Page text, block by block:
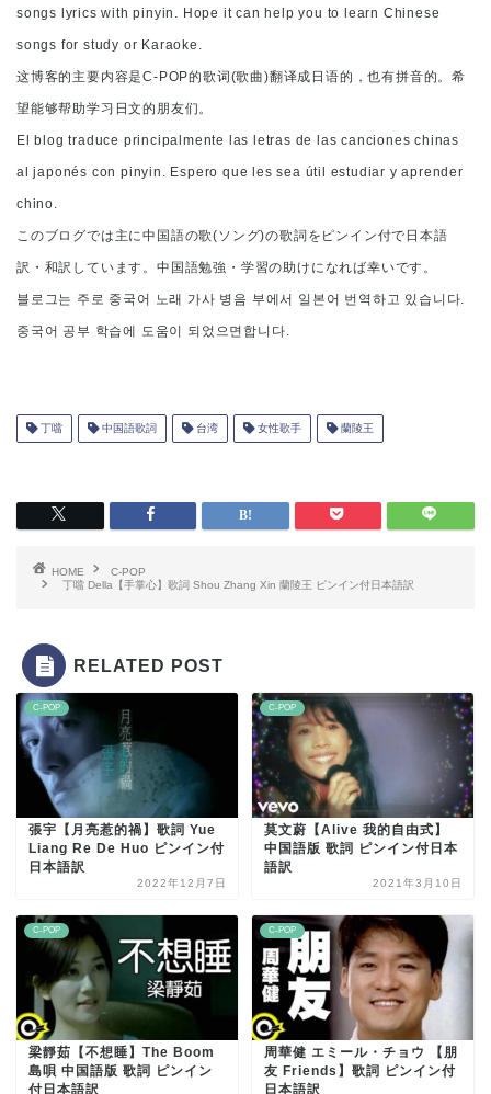
songs lyrics with pinyin. Hope it can help you to learn Chinese
songs for study or Karaoke.
这博客的主要内容是C-POP的歌词(歌曲)翻译成日语的，也有拼音的。希
望能够帮助学习日文的朋友们。
El blog traduce principalmente las letras de las canciones chinas
al japonés con pinyin. Espero que les sea útil estudiar y aprender
chino.
このブログでは主に中国語の歌(ソング)の歌詞をピンイン付で日本語
訳・和訳しています。中国語勉強・学習の助けになれば幸いです。
블로그는 주로 중국어 노래 가사 병음 부에서 일본어 번역하고 있습니다.
중국어 공부 학습에 도움이 되었으면합니다.
丁噹 中国語歌詞 台湾 女性歌手 蘭陵王
HOME
C-POP
丁噹 Della【手掌心】歌詞 Shou Zhang Xin 蘭陵王 ピンイン付日本語訳
RELATED POST
C-POP
張宇【月亮惹的禍】歌詞 Yue
Liang Re De Huo ピンイン付
日本語訳
2022年12月7日
C-POP
莫文蔚【Alive 我的自由式】
中国語版 歌詞 ピンイン付日本
語訳
2021年3月10日
C-POP
梁靜茹【不想睡】The Boom
島唄 中国語版 歌詞 ピンイン
付日本語訳
C-POP
周華健 エミール・チョウ 【朋
友 Friends】歌詞 ピンイン付
日本語訳